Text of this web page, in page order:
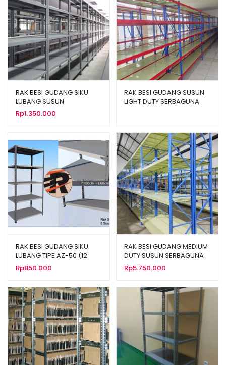
RAK BESI GUDANG SIKU
LUBANG SUSUN
SERBAGUNA TIPE JN-20
Rp1.350.000
RAK BESI GUDANG SUSUN
LIGHT DUTY SERBAGUNA
RAK BESI GUDANG SIKU
LUBANG TIPE AZ-50 (12
Tipe Ukuran)
Rp850.000
RAK BESI GUDANG MEDIUM
DUTY SUSUN SERBAGUNA
TIPE RR-500
Rp5.750.000